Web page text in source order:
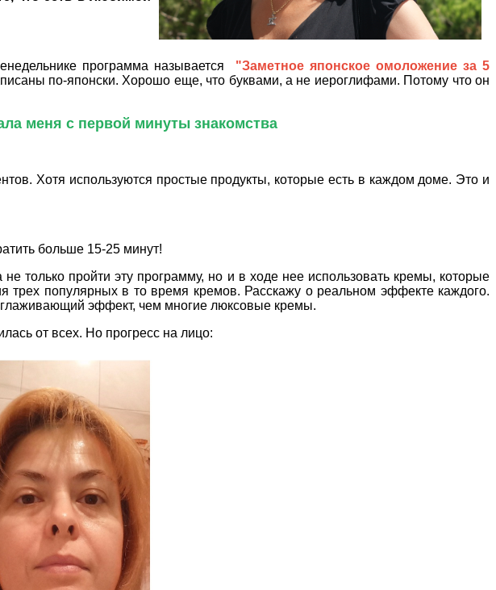
программа называется
"Заметное японское омоложение за 5
по-японски. Хорошо еще, что буквами, а не иероглифами. Потому что он
меня с первой минуты знакомства
Хотя используются простые продукты, которые есть в каждом доме. Это и
больше 15-25 минут!
только пройти эту программу, но и в ходе нее использовать кремы, которые
популярных в то время кремов. Расскажу о реальном эффекте каждого.
эффект, чем многие люксовые кремы.
от всех. Но прогресс на лицо: